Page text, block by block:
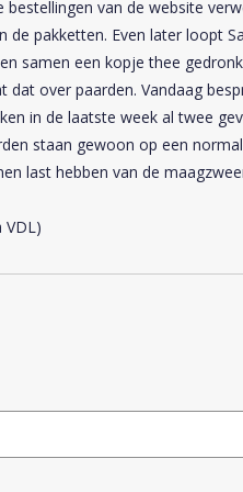
van de website
pakketten. Even later loopt
samen een kopje thee
dat over paarden. Vandaag
in de laatste week al twee
staan gewoon op een
last hebben van de
VDL)